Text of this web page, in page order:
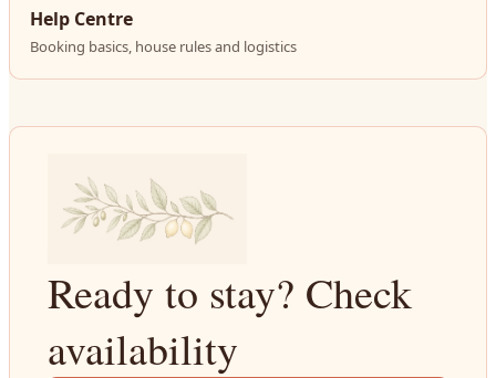
Help Centre
Booking basics, house rules and logistics
Ready to stay? Check
availability